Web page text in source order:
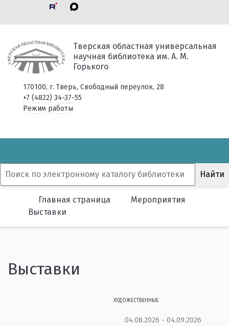
Тверская областная универсальная
научная библиотека им. А. М.
Горького
170100, г. Тверь, Свободный переулок, 28
+7 (4822) 34-37-55
Режим работы
Главная страница
Мероприятия
Выставки
Выставки
ХУДОЖЕСТВЕННЫЕ
04.08.2026 - 04.09.2026